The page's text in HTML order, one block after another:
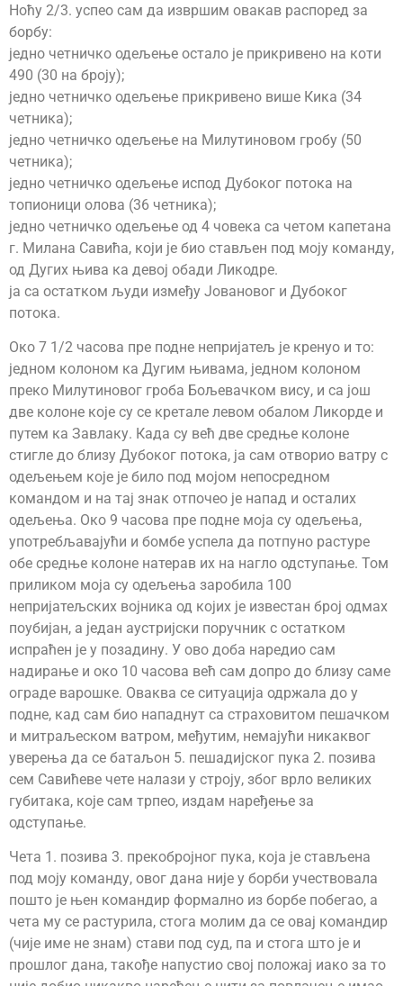
Ноћу 2/3. успео сам да извршим овакав распоред за
борбу:
једно четничко одељење остало је прикривено на коти
490 (30 на броју);
једно четничко одељење прикривено више Кика (34
четника);
једно четничко одељење на Милутиновом гробу (50
четника);
једно четничко одељење испод Дубоког потока на
топионици олова (36 четника);
једно четничко одељење од 4 човека са четом капетана
г. Милана Савића, који је био стављен под моју команду,
од Дугих њива ка девој обади Ликодре.
ја са остатком људи између Јовановог и Дубоког
потока.
Око 7 1/2 часова пре подне непријатељ је кренуо и то:
једном колоном ка Дугим њивама, једном колоном
преко Милутиновог гроба Бољевачком вису, и са још
две колоне које су се кретале левом обалом Ликорде и
путем ка Завлаку. Када су већ две средње колоне
стигле до близу Дубоког потока, ја сам отворио ватру с
одељењем које је било под мојом непосредном
командом и на тај знак отпочео је напад и осталих
одељења. Око 9 часова пре подне моја су одељења,
употребљавајући и бомбе успела да потпуно растуре
обе средње колоне натерав их на нагло одступање. Том
приликом моја су одељења заробила 100
непријатељских војника од којих је известан број одмах
поубијан, а један аустријски поручник с остатком
испраћен је у позадину. У ово доба наредио сам
надирање и око 10 часова већ сам допро до близу саме
ограде варошке. Оваква се ситуација одржала до у
подне, кад сам био нападнут са страховитом пешачком
и митраљеском ватром, међутим, немајући никаквог
уверења да се батаљон 5. пешадијског пука 2. позива
сем Савићеве чете налази у строју, због врло великих
губитака, које сам трпео, издам наређење за
одступање.
Чета 1. позива 3. прекобројног пука, која је стављена
под моју команду, овог дана није у борби учествовала
пошто је њен командир формално из борбе побегао, а
чета му се растурила, стога молим да се овај командир
(чије име не знам) стави под суд, па и стога што је и
прошлог дана, такође напустио свој положај иако за то